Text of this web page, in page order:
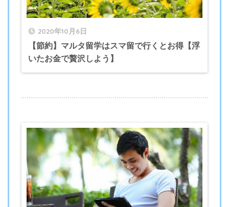
2020年10月6日
【節約】マルタ留学はスマ留で行くとお得【浮
いたお金で贅沢しよう】